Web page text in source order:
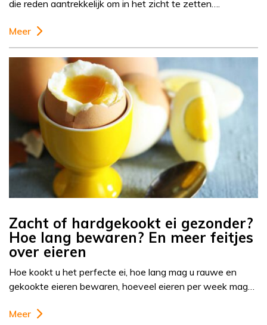
die reden aantrekkelijk om in het zicht te zetten….
Meer
Zacht of hardgekookt ei gezonder?
Hoe lang bewaren? En meer feitjes
over eieren
Hoe kookt u het perfecte ei, hoe lang mag u rauwe en
gekookte eieren bewaren, hoeveel eieren per week mag…
Meer